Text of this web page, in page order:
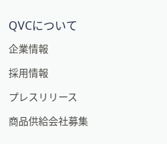
QVCについて
企業情報
採用情報
プレスリリース
商品供給会社募集